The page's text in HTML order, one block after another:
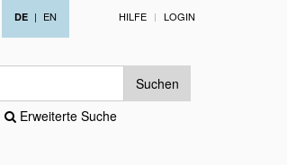
DE | EN HILFE LOGIN
Suchen
Erweiterte Suche